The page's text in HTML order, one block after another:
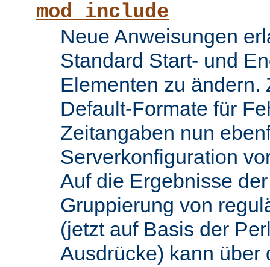
mod_include
Neue Anweisungen
Standard Start- und
Elementen zu ändern.
Default-Formate für
Zeitangaben nun
Serverkonfiguration
Auf die Ergebnisse
Gruppierung von
(jetzt auf Basis der
Ausdrücke) kann über